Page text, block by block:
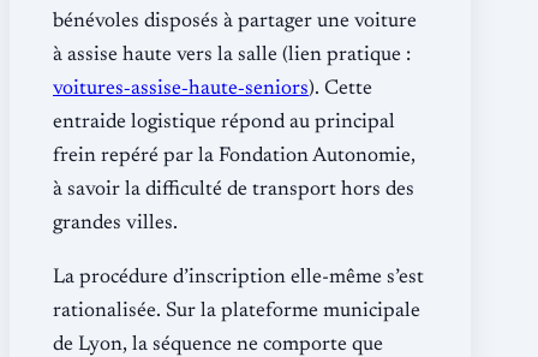
bénévoles disposés à partager une voiture
à assise haute vers la salle (lien pratique :
voitures‐assise‐haute‐seniors). Cette
entraide logistique répond au principal
frein repéré par la Fondation Autonomie,
à savoir la difficulté de transport hors des
grandes villes.
La procédure d’inscription elle-même s’est
rationalisée. Sur la plateforme municipale
de Lyon, la séquence ne comporte que